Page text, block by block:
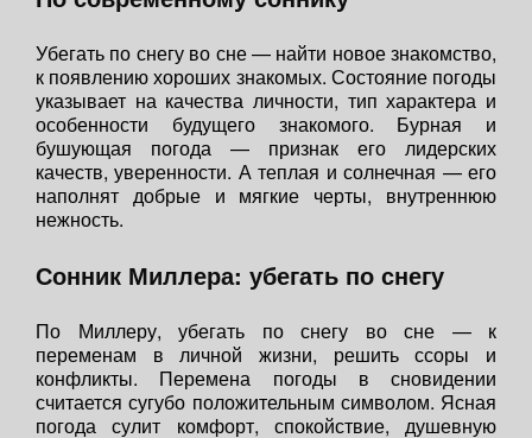
Убегать по снегу во сне — найти новое знакомство,
к появлению хороших знакомых. Состояние погоды
указывает на качества личности, тип характера и
особенности будущего знакомого. Бурная и
бушующая погода — признак его лидерских
качеств, уверенности. А теплая и солнечная — его
наполнят добрые и мягкие черты, внутреннюю
нежность.
Сонник Миллера: убегать по снегу
По Миллеру, убегать по снегу во сне — к
переменам в личной жизни, решить ссоры и
конфликты. Перемена погоды в сновидении
считается сугубо положительным символом. Ясная
погода сулит комфорт, спокойствие, душевную